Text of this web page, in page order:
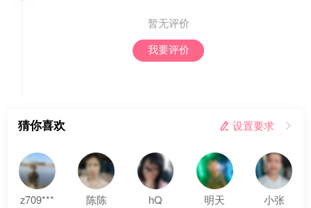
暂无评价
我要评价
猜你喜欢  设置要求 
z709***
陈陈
hQ
明天
小张